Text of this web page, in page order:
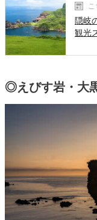
隠岐
観光
◎えびす岩・大